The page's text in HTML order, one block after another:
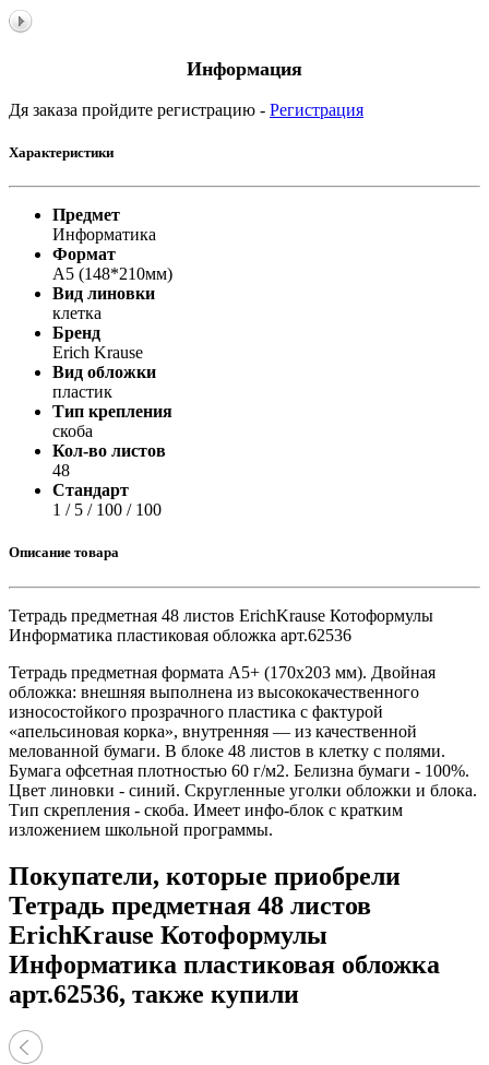
Информация
Дя заказа пройдите регистрацию - Регистрация
Характеристики
Предмет
Информатика
Формат
А5 (148*210мм)
Вид линовки
клетка
Бренд
Erich Krause
Вид обложки
пластик
Тип крепления
скоба
Кол-во листов
48
Стандарт
1 / 5 / 100 / 100
Описание товара
Тетрадь предметная 48 листов ErichKrause Котоформулы
Информатика пластиковая обложка арт.62536
Тетрадь предметная формата А5+ (170x203 мм). Двойная
обложка: внешняя выполнена из высококачественного
износостойкого прозрачного пластика с фактурой
«апельсиновая корка», внутренняя — из качественной
мелованной бумаги. В блоке 48 листов в клетку с полями.
Бумага офсетная плотностью 60 г/м2. Белизна бумаги - 100%.
Цвет линовки - синий. Скругленные уголки обложки и блока.
Тип скрепления - скоба. Имеет инфо-блок с кратким
изложением школьной программы.
Покупатели, которые приобрели
Тетрадь предметная 48 листов
ErichKrause Котоформулы
Информатика пластиковая обложка
арт.62536, также купили